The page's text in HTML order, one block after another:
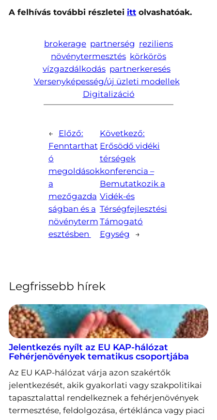
A felhívás további részletei itt olvashatóak.
brokerage partnerség reziliens
növénytermesztés körkörös
vízgazdálkodás partnerkeresés
Versenyképesség/új üzleti modellek
Digitalizáció
←
Előző:
Fenntarthat
ó
megoldások
a
mezőgazda
ságban és a
növényterm
esztésben
Következő:
Erősödő vidéki
térségek
konferencia –
Bemutatkozik a
Vidék-és
Térségfejlesztési
Támogató
Egység
→
Legfrissebb hírek
Jelentkezés nyílt az EU KAP-hálózat
Fehérjenövények tematikus csoportjába
Az EU KAP-hálózat várja azon szakértők
jelentkezését, akik gyakorlati vagy szakpolitikai
tapasztalattal rendelkeznek a fehérjenövények
termesztése, feldolgozása, értéklánca vagy piaci